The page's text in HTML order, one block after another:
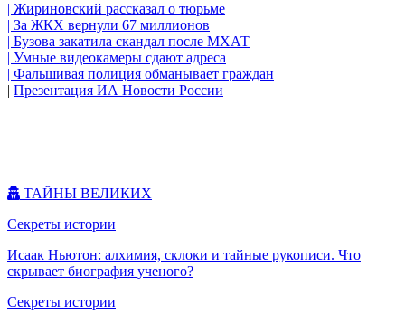
| Жириновский рассказал о тюрьме
| За ЖКХ вернули 67 миллионов
| Бузова закатила скандал после МХАТ
| Умные видеокамеры сдают адреса
| Фальшивая полиция обманывает граждан
| Презентация ИА Новости России
ТАЙНЫ ВЕЛИКИХ
Секреты истории
Исаак Ньютон: алхимия, склоки и тайные рукописи. Что
скрывает биография ученого?
Секреты истории